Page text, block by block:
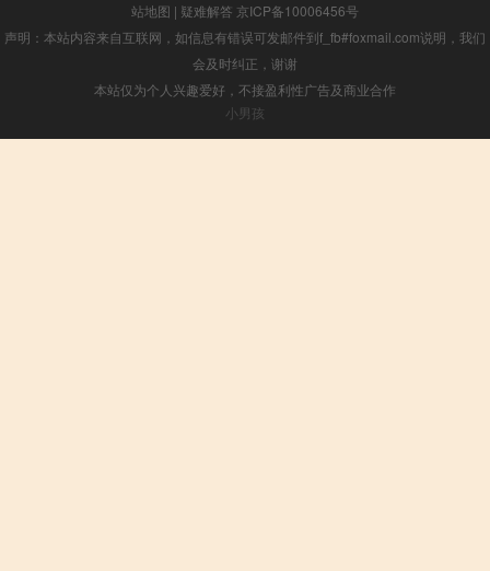
站地图 | 疑难解答 京ICP备10006456号
声明：本站内容来自互联网，如信息有错误可发邮件到f_fb#foxmail.com说明，我们
会及时纠正，谢谢
本站仅为个人兴趣爱好，不接盈利性广告及商业合作
小男孩